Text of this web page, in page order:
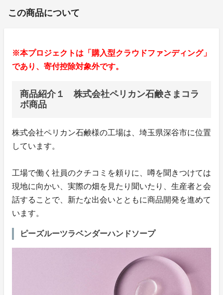
この商品について
※本プロジェクトは「購入型クラウドファンディング」
であり、寄付控除対象外です。
商品紹介１ 株式会社ペリカン石鹸さまコラ
ボ商品
株式会社ペリカン石鹸様の工場は、埼玉県深谷市に位置
しています。
工場で働く社員のクチコミを頼りに、噂を聞きつけては
現地に向かい、実際の畑を見たり聞いたり、生産者と会
話することで、新たな出会いとともに商品開発を進めて
います。
ピーズルーツラベンダーハンドソープ